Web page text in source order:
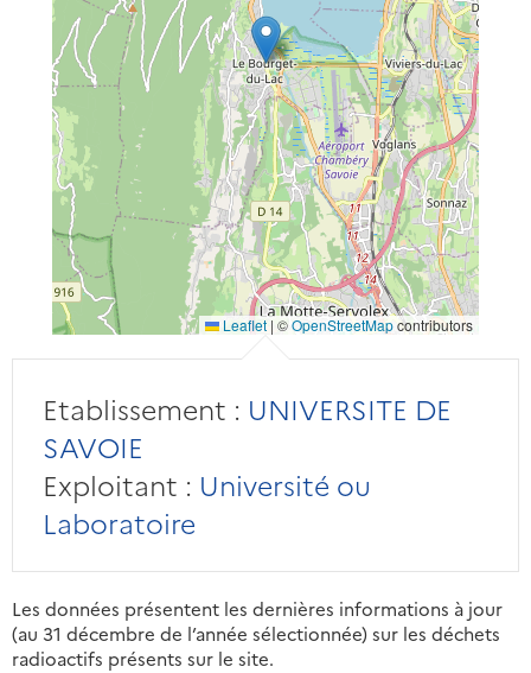
Leaflet | ©OpenStreetMapcontributors
Etablissement : UNIVERSITE DE
SAVOIE
Exploitant : Université ou
Laboratoire
Les données présentent les dernières informations à jour
(au 31 décembre de l’année sélectionnée) sur les déchets
radioactifs présents sur le site.